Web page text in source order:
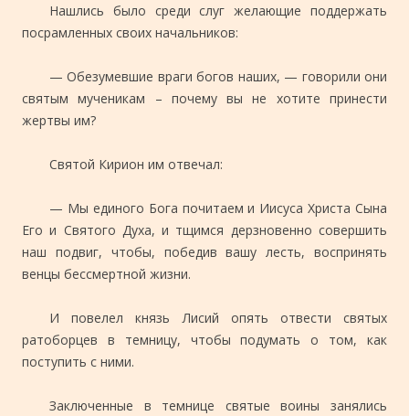
Нашлись было среди слуг желающие поддержать
посрамленных своих начальников:
— Обезумевшие враги богов наших, — говорили они
святым мученикам – почему вы не хотите принести
жертвы им?
Святой Кирион им отвечал:
— Мы единого Бога почитаем и Иисуса Христа Сына
Его и Святого Духа, и тщимся дерзновенно совершить
наш подвиг, чтобы, победив вашу лесть, воспринять
венцы бессмертной жизни.
И повелел князь Лисий опять отвести святых
ратоборцев в темницу, чтобы подумать о том, как
поступить с ними.
Заключенные в темнице святые воины занялись